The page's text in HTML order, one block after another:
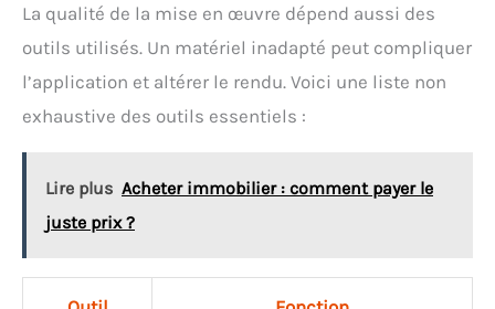
La qualité de la mise en œuvre dépend aussi des
outils utilisés. Un matériel inadapté peut compliquer
l’application et altérer le rendu. Voici une liste non
exhaustive des outils essentiels :
Lire plus Acheter immobilier : comment payer le
juste prix ?